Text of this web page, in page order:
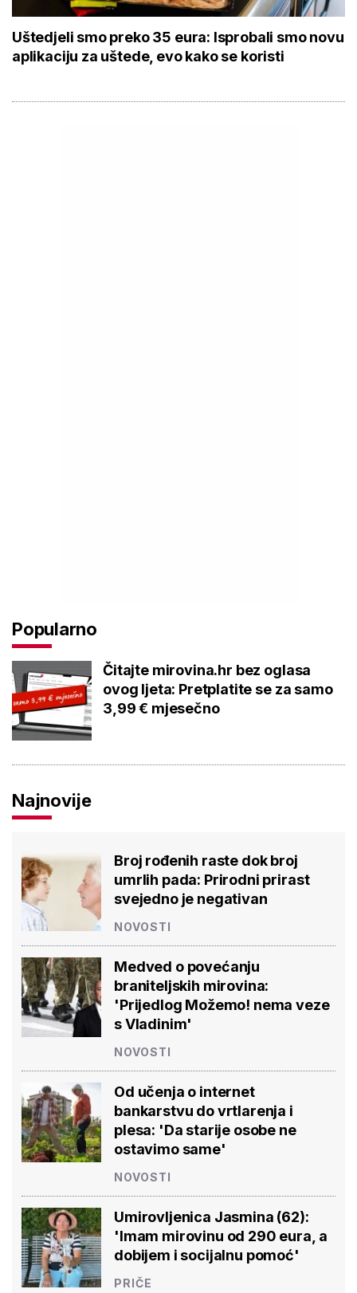
Uštedjeli smo preko 35 eura: Isprobali smo novu
aplikaciju za uštede, evo kako se koristi
Popularno
Čitajte mirovina.hr bez oglasa
ovog ljeta: Pretplatite se za samo
3,99 € mjesečno
Najnovije
Broj rođenih raste dok broj
umrlih pada: Prirodni prirast
svejedno je negativan
NOVOSTI
Medved o povećanju
braniteljskih mirovina:
'Prijedlog Možemo! nema veze
s Vladinim'
NOVOSTI
Od učenja o internet
bankarstvu do vrtlarenja i
plesa: 'Da starije osobe ne
ostavimo same'
NOVOSTI
Umirovljenica Jasmina (62):
'Imam mirovinu od 290 eura, a
dobijem i socijalnu pomoć'
PRIČE